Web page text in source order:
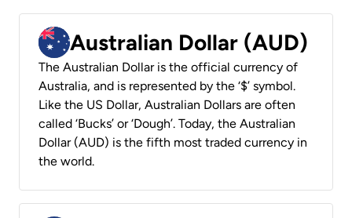
Australian Dollar (AUD)
The Australian Dollar is the official currency of
Australia, and is represented by the ‘$’ symbol.
Like the US Dollar, Australian Dollars are often
called ‘Bucks’ or ‘Dough’. Today, the Australian
Dollar (AUD) is the fifth most traded currency in
the world.